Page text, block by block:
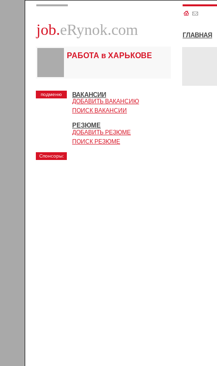
job.eRynok.com ГЛАВНАЯ
РАБОТА в ХАРЬКОВЕ
подменю ВАКАНСИИ
ДОБАВИТЬ ВАКАНСИЮ
ПОИСК ВАКАНСИИ
РЕЗЮМЕ
ДОБАВИТЬ РЕЗЮМЕ
ПОИСК РЕЗЮМЕ
Спонсоры: